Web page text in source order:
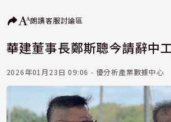
朗讀客服討論區
華建董事長鄭斯聰今請辭中
2026年01月23日 09:06 - 優分析產業數據中心